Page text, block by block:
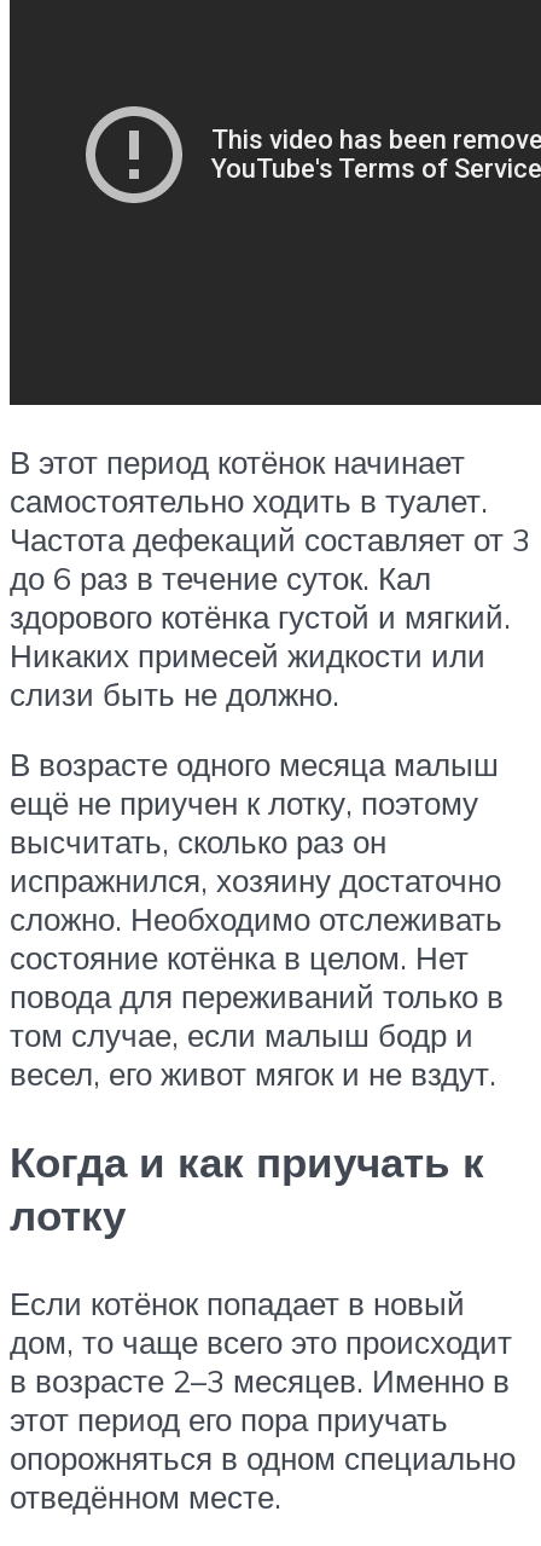
В этот период котёнок начинает
самостоятельно ходить в туалет.
Частота дефекаций составляет от 3
до 6 раз в течение суток. Кал
здорового котёнка густой и мягкий.
Никаких примесей жидкости или
слизи быть не должно.
В возрасте одного месяца малыш
ещё не приучен к лотку, поэтому
высчитать, сколько раз он
испражнился, хозяину достаточно
сложно. Необходимо отслеживать
состояние котёнка в целом. Нет
повода для переживаний только в
том случае, если малыш бодр и
весел, его живот мягок и не вздут.
Когда и как приучать к
лотку
Если котёнок попадает в новый
дом, то чаще всего это происходит
в возрасте 2–3 месяцев. Именно в
этот период его пора приучать
опорожняться в одном специально
отведённом месте.